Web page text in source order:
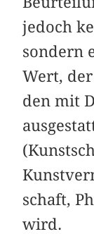
jedoch
sondern
Wert,
den mit
schaft,
wird.